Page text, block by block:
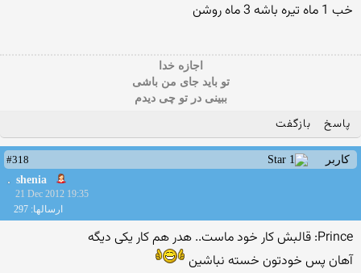
خب 1 ماه تيره باشه 3 ماه روشن
اجازه خدا
تو باید جای من باشی
ببینی در تو چی دیدم
پاسخ بازگفت
کاربر
#318
shenia
21 Dec 2012 19:35
ارسالها: 297
Prince: قالبش کار خود ماست.. هدر هم کار یکی دیگه
آهان پس خودتون خسته نباشین